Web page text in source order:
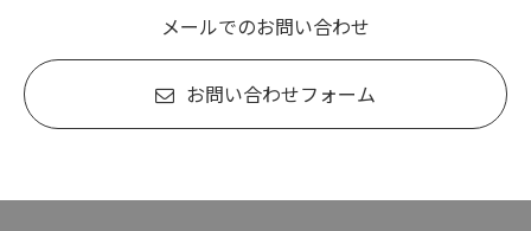
メールでのお問い合わせ
お問い合わせフォーム